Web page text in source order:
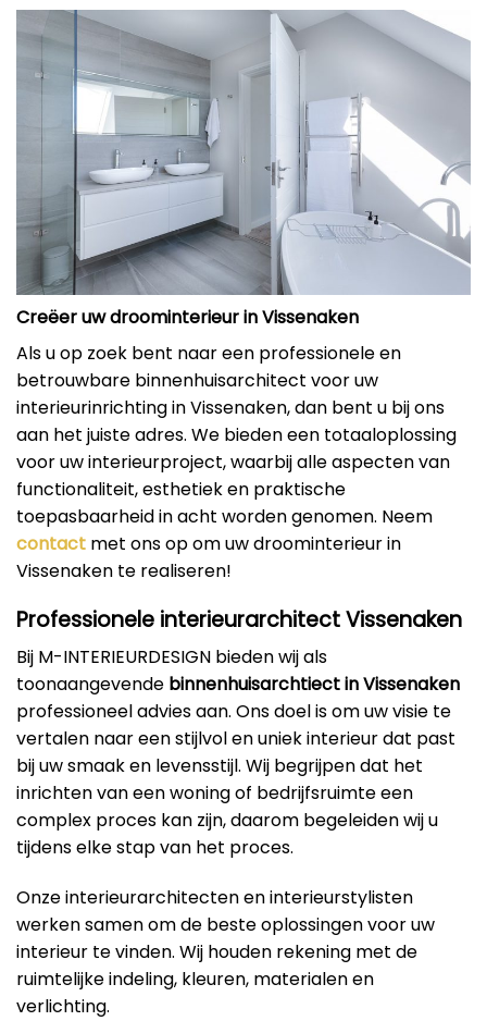
Creëer uw droominterieur in Vissenaken
Als u op zoek bent naar een professionele en
betrouwbare binnenhuisarchitect voor uw
interieurinrichting in Vissenaken, dan bent u bij ons
aan het juiste adres. We bieden een totaaloplossing
voor uw interieurproject, waarbij alle aspecten van
functionaliteit, esthetiek en praktische
toepasbaarheid in acht worden genomen. Neem
contact met ons op om uw droominterieur in
Vissenaken te realiseren!
Professionele interieurarchitect Vissenaken
Bij M-INTERIEURDESIGN bieden wij als
toonaangevende binnenhuisarchtiect in Vissenaken
professioneel advies aan. Ons doel is om uw visie te
vertalen naar een stijlvol en uniek interieur dat past
bij uw smaak en levensstijl. Wij begrijpen dat het
inrichten van een woning of bedrijfsruimte een
complex proces kan zijn, daarom begeleiden wij u
tijdens elke stap van het proces.
Onze interieurarchitecten en interieurstylisten
werken samen om de beste oplossingen voor uw
interieur te vinden. Wij houden rekening met de
ruimtelijke indeling, kleuren, materialen en
verlichting.